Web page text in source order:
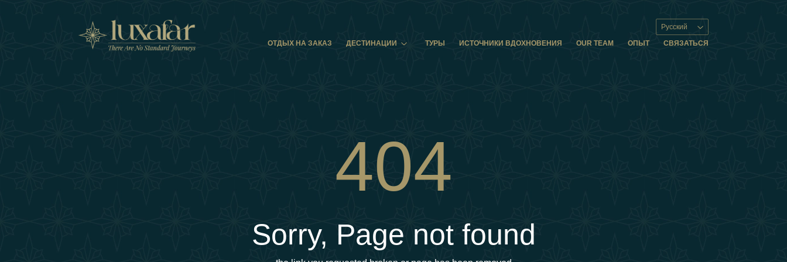
Русский
ОТДЫХ НА ЗАКАЗ
ДЕСТИНАЦИИ ТУРЫ ИСТОЧНИКИ ВДОХНОВЕНИЯ OUR TEAM ОПЫТ СВЯЗАТЬСЯ
404
Sorry, Page not found